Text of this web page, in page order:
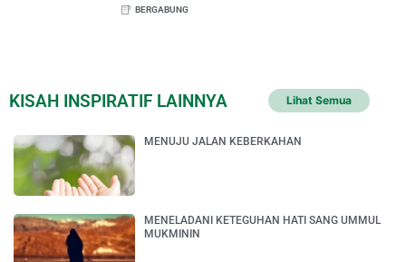
BERGABUNG
KISAH INSPIRATIF LAINNYA Lihat Semua
MENUJU JALAN KEBERKAHAN
MENELADANI KETEGUHAN HATI SANG UMMUL
MUKMININ